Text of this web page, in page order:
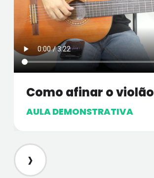
Como afinar o violão
AULA DEMONSTRATIVA
›